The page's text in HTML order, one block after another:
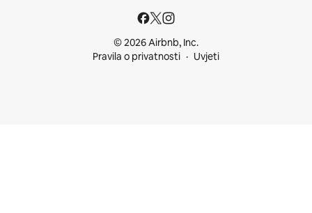
© 2026 Airbnb, Inc.
Pravila o privatnosti
Uvjeti